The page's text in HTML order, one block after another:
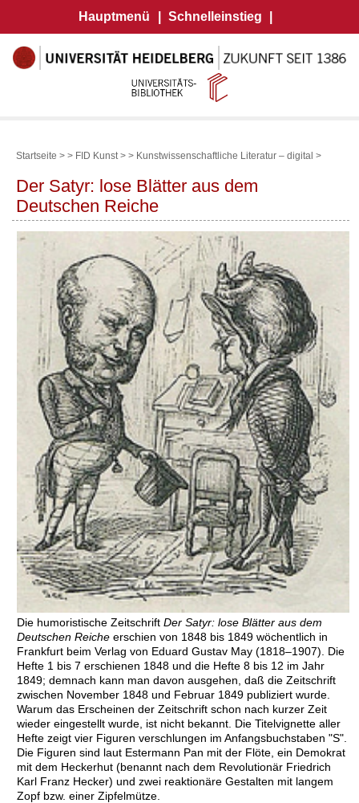
Hauptmenü Schnelleinstieg
Startseite > > FID Kunst > > Kunstwissenschaftliche Literatur – digital >
Der Satyr: lose Blätter aus dem
Deutschen Reiche
Die humoristische Zeitschrift Der Satyr: lose Blätter aus dem
Deutschen Reiche erschien von 1848 bis 1849 wöchentlich in
Frankfurt beim Verlag von Eduard Gustav May (1818–1907). Die
Hefte 1 bis 7 erschienen 1848 und die Hefte 8 bis 12 im Jahr
1849; demnach kann man davon ausgehen, daß die Zeitschrift
zwischen November 1848 und Februar 1849 publiziert wurde.
Warum das Erscheinen der Zeitschrift schon nach kurzer Zeit
wieder eingestellt wurde, ist nicht bekannt. Die Titelvignette aller
Hefte zeigt vier Figuren verschlungen im Anfangsbuchstaben "S".
Die Figuren sind laut Estermann Pan mit der Flöte, ein Demokrat
mit dem Heckerhut (benannt nach dem Revolutionär Friedrich
Karl Franz Hecker) und zwei reaktionäre Gestalten mit langem
Zopf bzw. einer Zipfelmütze.